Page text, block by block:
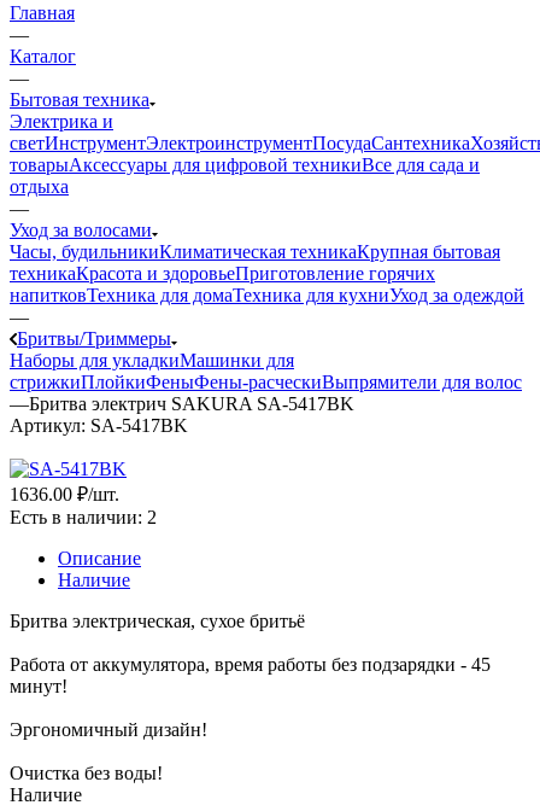
Главная
—
Каталог
—
Бытовая техника
Электрика и
светИнструментЭлектроинструментПосудаСантехника
товарыАксессуары для цифровой техникиВсе для сада и
отдыха
—
Уход за волосами
Часы, будильникиКлиматическая техникаКрупная бытовая
техникаКрасота и здоровьеПриготовление горячих
напитковТехника для домаТехника для кухниУход за одеждой
—
Бритвы/Триммеры
Наборы для укладкиМашинки для
стрижкиПлойкиФеныФены-расческиВыпрямители для волос
—Бритва электрич SAKURA SA-5417BK
Артикул: SA-5417BK
1636.00 ₽/шт.
Есть в наличии: 2
Описание
Наличие
Бритва электрическая, сухое бритьё
Работа от аккумулятора, время работы без подзарядки - 45
минут!
Эргономичный дизайн!
Очистка без воды!
Наличие